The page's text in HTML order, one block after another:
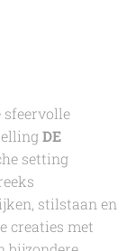
sfeervolle
DE
setting
stilstaan en
creaties met